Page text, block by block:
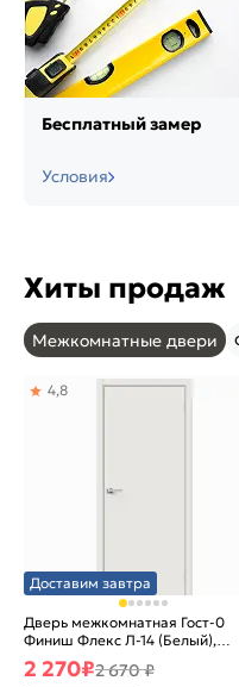
Бесплатный замер
Условия
Хиты продаж
Межкомнатные двери
Доставим завтра
Дверь межкомнатная Гост-0
Финиш Флекс Л-14 (Белый),
глухая, каркасно-щитовая
4,8
2 270₽2 670 ₽